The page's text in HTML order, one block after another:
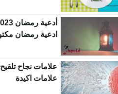
ادعية رمضان
علامات اكيدة